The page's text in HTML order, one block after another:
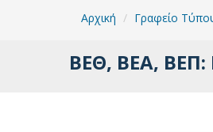
Αρχική Γραφείο
ΒΕΘ, ΒΕΑ, ΒΕΠ: